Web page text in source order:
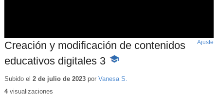
Creación y modificación de contenidos
educativos digitales 3 -
educativo
Ajuste
Subido el 2 de julio de 2023por Vanesa S.
4visualizaciones